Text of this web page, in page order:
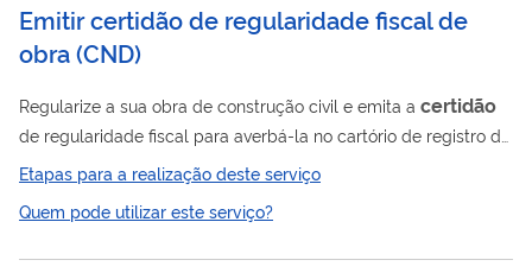
Emitir certidão de regularidade fiscal de
obra(CND)
Regularize a sua obra de construção civil e emita a certidão
de regularidade fiscal para averbá-la no cartório de registro de
imóveis ou para outras finalidades. Acertidão
pagamentos de contribuições sociais referentes a uma obra
inscrita no Cadastro Nacional de Obras (CNO) e submetida a
Etapas para a realização deste serviço
Quem pode utilizar este serviço?